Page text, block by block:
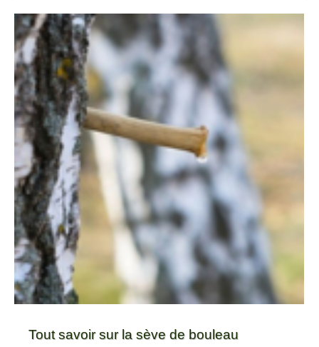
Tout savoir sur la sève de bouleau